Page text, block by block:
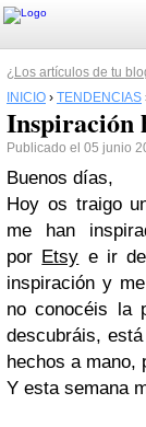
¿Los artículos de tu
INICIO › TENDENCIAS
Inspiración
Publicado el 05 junio
Buenos días,
Hoy os traigo
me han
por Etsy e ir
inspiración y
no conocéis la
descubráis,
hechos a mano,
Y esta semana